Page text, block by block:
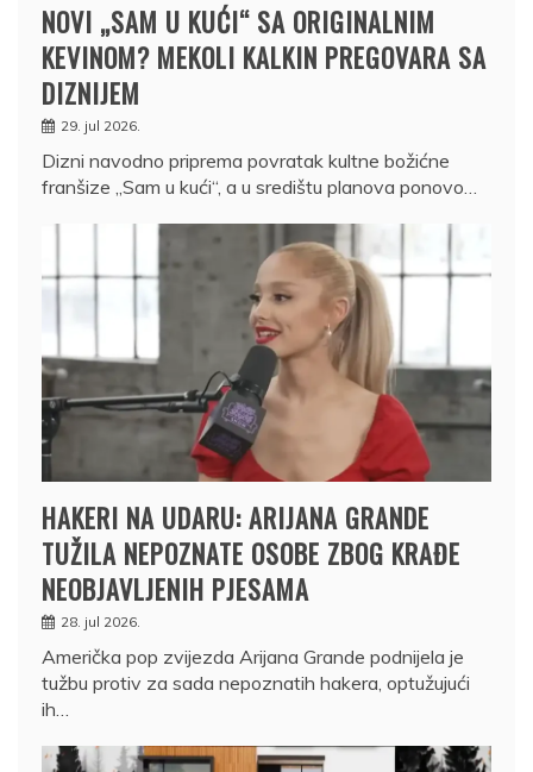
NOVI „SAM U KUĆI“ SA ORIGINALNIM
KEVINOM? MEKOLI KALKIN PREGOVARA SA
DIZNIJEM
29. jul 2026.
Dizni navodno priprema povratak kultne božićne
franšize „Sam u kući“, a u središtu planova ponovo…
HAKERI NA UDARU: ARIJANA GRANDE
TUŽILA NEPOZNATE OSOBE ZBOG KRAĐE
NEOBJAVLJENIH PJESAMA
28. jul 2026.
Američka pop zvijezda Arijana Grande podnijela je
tužbu protiv za sada nepoznatih hakera, optužujući
ih…